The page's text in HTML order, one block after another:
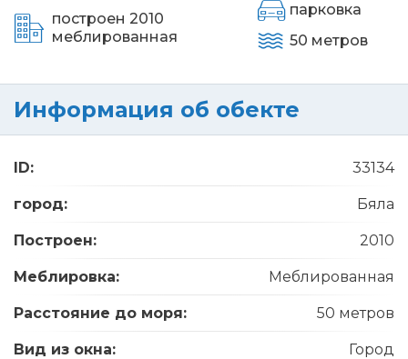
построен 2010
меблированная
парковка
50 метров
Информация об обекте
ID: 33134
город: Бяла
Построен: 2010
Меблировка: Меблированная
Расстояние до моря: 50 метров
Вид из окна: Город